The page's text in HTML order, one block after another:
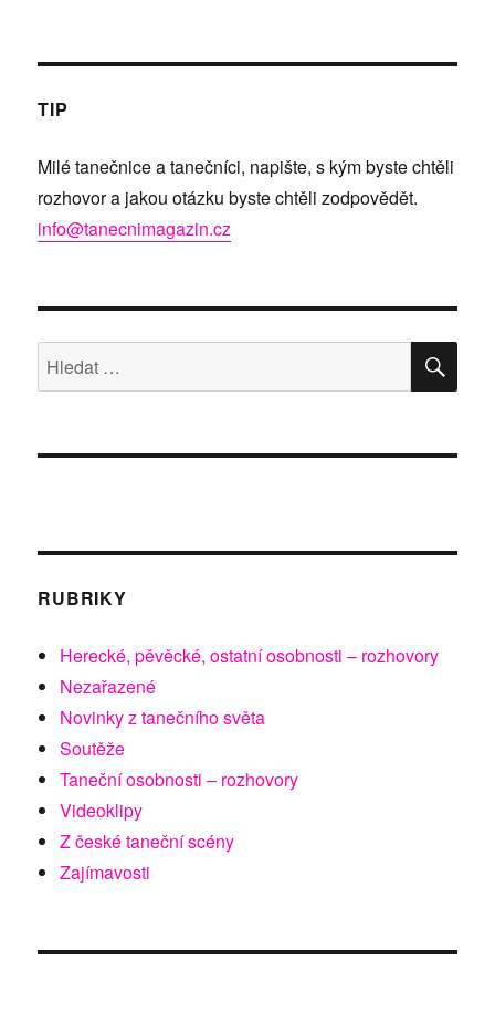
TIP
Milé tanečnice a tanečníci, napište, s kým byste chtěli
rozhovor a jakou otázku byste chtěli zodpovědět.
info@tanecnimagazin.cz
Hledat:
RUBRIKY
Herecké, pěvěcké, ostatní osobnosti – rozhovory
Nezařazené
Novinky z tanečního světa
Soutěže
Taneční osobnosti – rozhovory
Videoklipy
Z české taneční scény
Zajímavosti